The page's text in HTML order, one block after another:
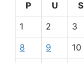
P
U S
1 2 3
8 9 10